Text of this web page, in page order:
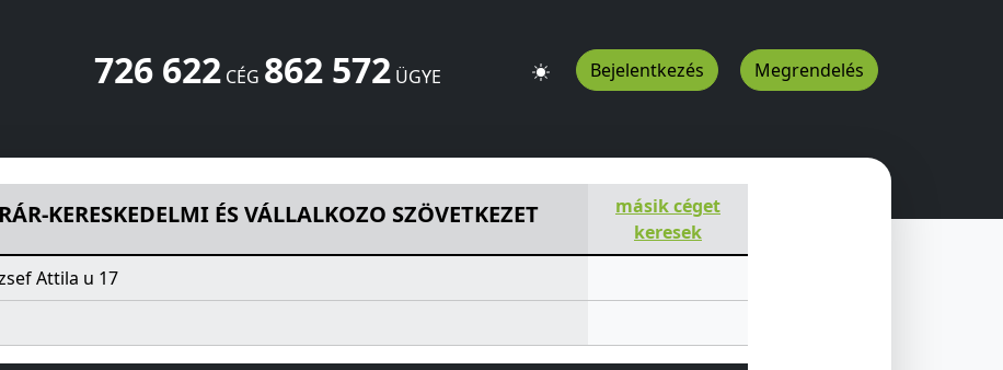
726 622CÉG 862 572ÜGYE Bejelentkezés Megrendelés
KERESKEDELMI ÉS VÁLLALKOZO SZÖVETKEZET
másik céget
keresek
Attila u 17